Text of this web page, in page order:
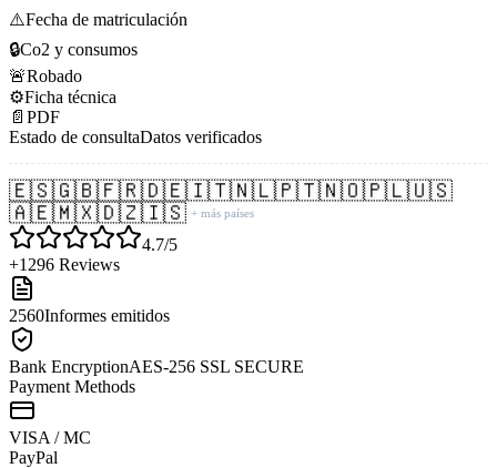
⚠️Fecha de matriculación
🔒Co2 y consumos
🚨Robado
⚙️Ficha técnica
📄 PDF
Estado de consultaDatos verificados
🇪🇸🇬🇧🇫🇷🇩🇪🇮🇹🇳🇱🇵🇹🇳🇴🇵🇱🇺🇸
🇦🇪🇲🇽🇩🇿🇮🇸 + más países
4.7/5
+1296 Reviews
2560Informes emitidos
Bank EncryptionAES-256 SSL SECURE
Payment Methods
VISA / MC
PayPal